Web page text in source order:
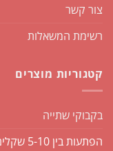
צור קשר
רשימת המשאלות
קטגוריות מוצרים
בקבוקי שתייה
הפתעות בין 5-10 שקלים